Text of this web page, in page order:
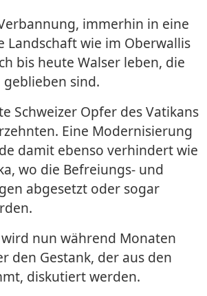
immerhin in eine
Landschaft wie im Oberwallis
bis heute Walser leben, die
sind.
Schweizer Opfer des Vatikans
Eine Modernisierung
damit ebenso verhindert wie
wo die Befreiungs- und
abgesetzt oder sogar
nun während Monaten
den Gestank, der aus den
diskutiert werden.